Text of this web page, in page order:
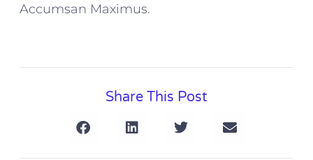
Accumsan Maximus.
Share This Post